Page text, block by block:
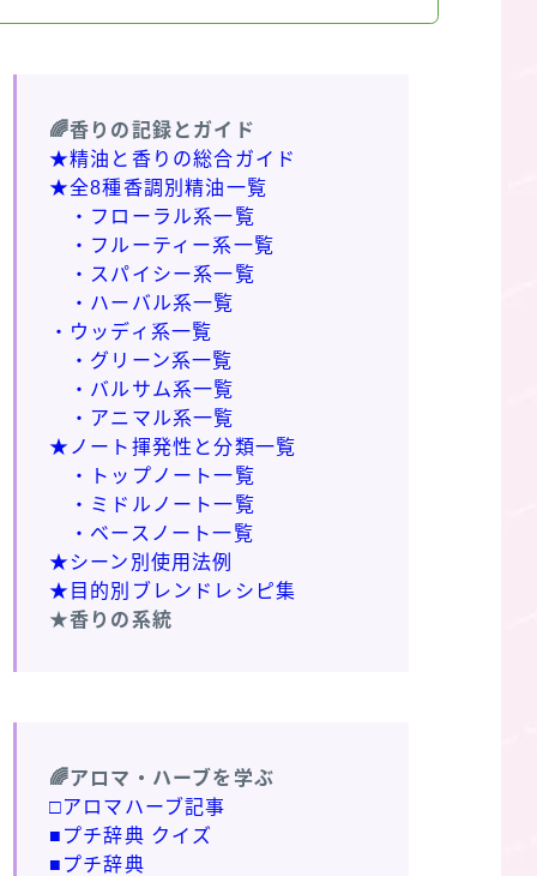
🌈香りの記録とガイド
★精油と香りの総合ガイド
★全8種香調別精油一覧
・フローラル系一覧
・フルーティー系一覧
・スパイシー系一覧
・ハーバル系一覧
・ウッディ系一覧
・グリーン系一覧
・バルサム系一覧
・アニマル系一覧
★ノート揮発性と分類一覧
・トップノート一覧
・ミドルノート一覧
・ベースノート一覧
★シーン別使用法例
★目的別ブレンドレシピ集
★香りの系統
🌈アロマ・ハーブを学ぶ
□アロマハーブ記事
■プチ辞典 クイズ
■プチ辞典